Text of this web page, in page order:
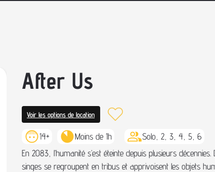
After Us
Voir les options de location
14+ Moins de 1h
Solo, 2, 3, 4, 5, 6
En 2083, l’humanité s’est éteinte depuis plusieurs
singes se regroupent en tribus et apprivoisent les objets